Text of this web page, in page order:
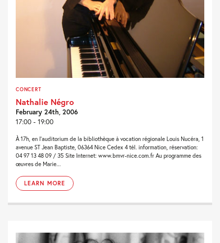
CONCERT
Nathalie Négro
February 24th, 2006
17:00 - 19:00
À 17h, en l’auditorium de la bibliothèque à vocation régionale Louis Nucéra, 1
avenue ST Jean Baptiste, 06364 Nice Cedex 4 tél. information, réservation:
04 97 13 48 09 / 35 Site Internet: www.bmvr-nice.com.fr Au programme des
œuvres de Marie...
LEARN MORE